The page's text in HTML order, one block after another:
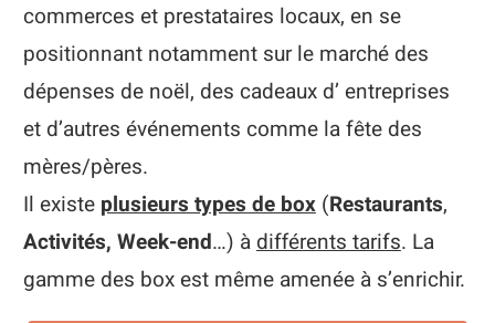
commerces et prestataires locaux, en se
positionnant notamment sur le marché des
dépenses de noël, des cadeaux d’ entreprises
et d’autres événements comme la fête des
mères/pères.
Il existe plusieurs types de box(Restaurants,
Activités, Week-end…) àdifférents tarifs. La
gamme des box est même amenée à s’enrichir.